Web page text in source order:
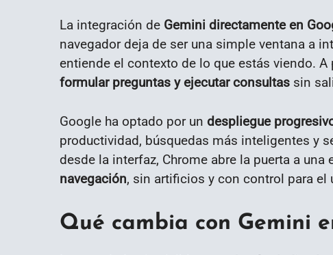
La integración de Gemini directamente en
navegador deja de ser una simple ventana a
entiende el contexto de lo que estás viendo. A
formular preguntas y ejecutar consultas sin
Google ha optado por un despliegue
productividad, búsquedas más inteligentes y
desde la interfaz, Chrome abre la puerta a una
navegación, sin artificios y con control para el
Qué cambia con Gemini